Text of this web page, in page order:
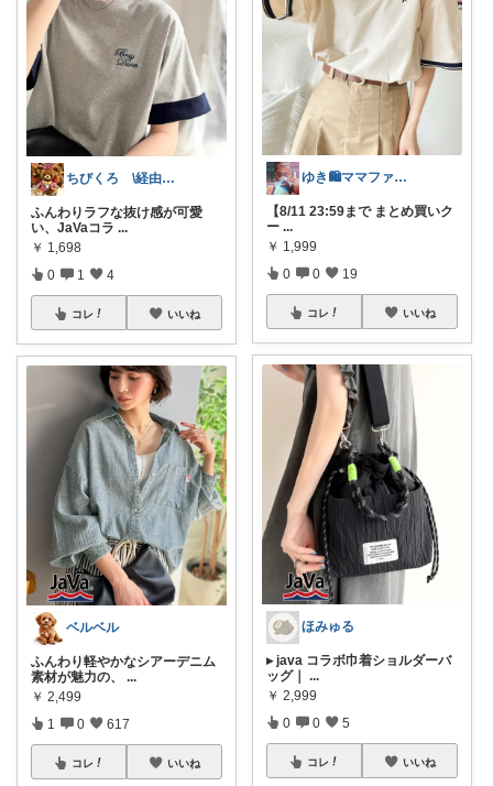
ちびくろ \経由購入ありがとうござます/
ふんわりラフな抜け感が可愛
い、JaVaコラ ...
￥ 1,698
0 1 4
コレ いいね
ベルベル
ふんわり軽やかなシアーデニム
素材が魅力の、
...
￥ 2,499
1 0 617
コレ いいね
ゆき🛍️ママファッション♡
【8/11 23:59まで まとめ買いク
ー ...
￥ 1,999
0 0 19
コレ いいね
ほみゅる
▸ java コラボ巾着ショルダーバ
ッグ｜
...
￥ 2,999
0 0 5
コレ いいね